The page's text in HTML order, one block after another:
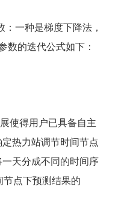
一种是梯度下降法，
数的迭代公式如下：
使得用户已具备自主
热力站调节时间节点
天分成不同的时间序
点下预测结果的